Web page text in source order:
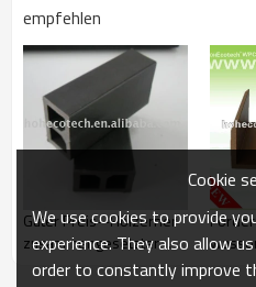
empfehlen
Guter Preis--Hölzerner
zusammengesetzter
(wpc) Plastikbalken
wpc
Cookie
We use cookies to provide
experience. They also allow
order to constantly improve